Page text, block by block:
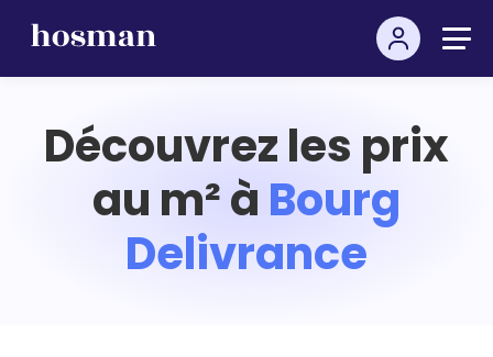
Découvrez les prix
au m² à Bourg
Delivrance